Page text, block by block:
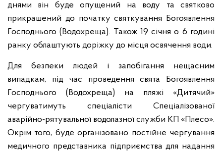
днями він буде опущений на воду та святково
прикрашений до початку святкування Богоявлення
Господнього (Водохреща). Також 19 січня о 6 годині
ранку облаштують доріжку до місця освячення води.
Для безпеки людей і запобігання нещасним
випадкам, під час проведення свята Богоявлення
Господнього (Водохреща) на пляжі «Дитячий»
чергуватимуть спеціалісти Спеціалізованої
аварійно-рятувальної водолазної служби КП «Плесо».
Окрім того, буде організовано постійне чергування
медичного представника підприємства для надання